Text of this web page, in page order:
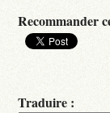
Recommander
Traduire :